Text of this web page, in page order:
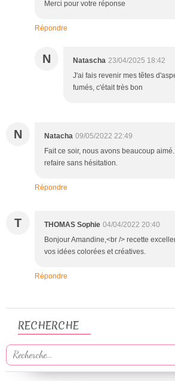
Merci pour votre réponse
Répondre
N Natascha 23/04/2025 18:42
J'ai fais revenir mes têtes
fumés, c'était très bon
N Natacha 09/05/2022 22:49
Fait ce soir, nous avons beaucoup
refaire sans hésitation.
Répondre
T THOMAS Sophie 04/04/2022 20:40
Bonjour Amandine,<br /> recette
vos idées colorées et créatives.
Répondre
RECHERCHE